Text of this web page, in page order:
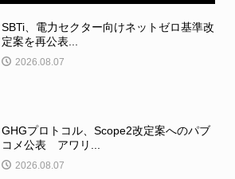
SBTi、電力セクター向けネットゼロ基準改
定案を再公表...
2026.08.07
GHGプロトコル、Scope2改定案へのパブ
コメ公表 アワリ...
2026.08.07